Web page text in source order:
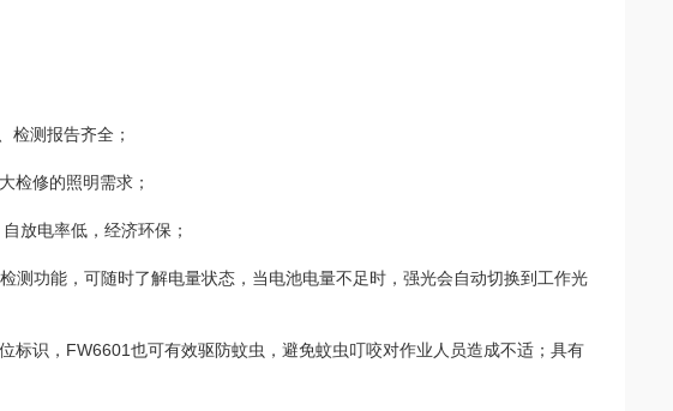
检测报告齐全；
检修的照明需求；
放电率低，经济环保；
测功能，可随时了解电量状态，当电池电量不足时，强光会自动切换到工作光
标识，FW6601也可有效驱防蚊虫，避免蚊虫叮咬对作业人员造成不适；具有